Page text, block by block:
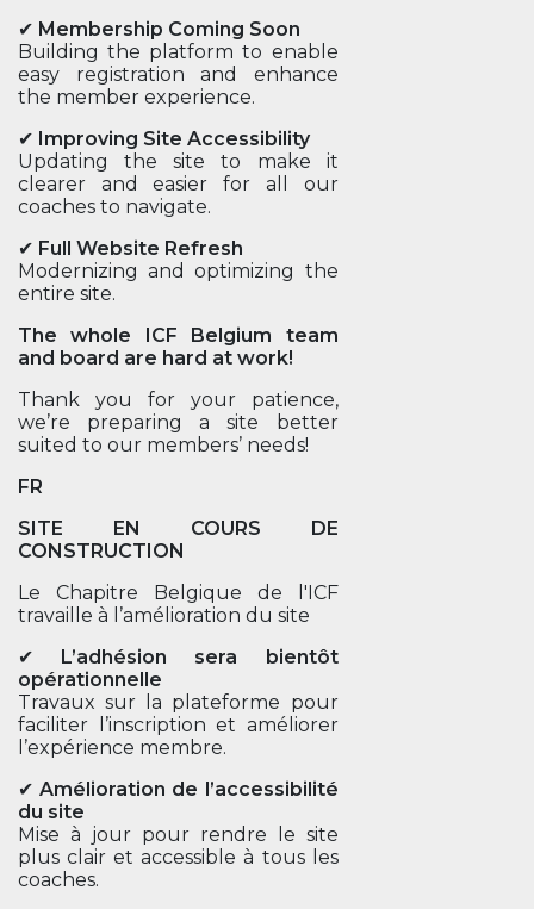
✔ Membership Coming Soon
Building the platform to enable
easy registration and enhance
the member experience.
✔ Improving Site Accessibility
Updating the site to make it
clearer and easier for all our
coaches to navigate.
✔ Full Website Refresh
Modernizing and optimizing the
entire site.
The whole ICF Belgium team
and board are hard at work!
Thank you for your patience,
we’re preparing a site better
suited to our members’ needs!
FR
SITE EN COURS DE
CONSTRUCTION
Le Chapitre Belgique de l'ICF
travaille à l’amélioration du site
✔ L’adhésion sera bientôt
opérationnelle
Travaux sur la plateforme pour
faciliter l’inscription et améliorer
l’expérience membre.
✔Amélioration de l’accessibilité
du site
Mise à jour pour rendre le site
plus clair et accessible à tous les
coaches.